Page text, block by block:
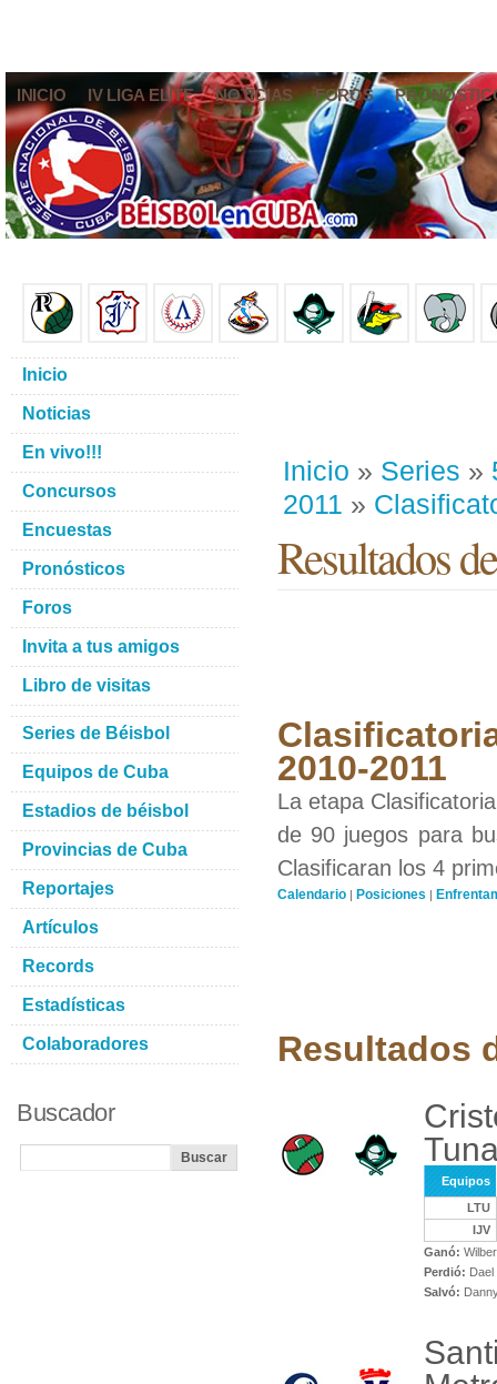
INICIO IV LIGA ELITE NOTICIAS FOROS
Inicio » Series »
2011 »
Resultados
2010-2011
La etapa
de 90 juegos para
Clasificaran los 4
Calendario | Posiciones |
Resultados
Equipos
LTU
IJV
Ganó:
Perdió: Dael
Salvó:
Inicio
Noticias
En vivo!!!
Concursos
Encuestas
Pronósticos
Foros
Invita a tus amigos
Libro de visitas
Series de Béisbol
Equipos de Cuba
Estadios de béisbol
Provincias de Cuba
Reportajes
Artículos
Records
Estadísticas
Colaboradores
Buscador